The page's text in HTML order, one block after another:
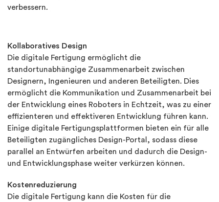
verbessern.
Kollaboratives Design
Die digitale Fertigung ermöglicht die
standortunabhängige Zusammenarbeit zwischen
Designern, Ingenieuren und anderen Beteiligten. Dies
ermöglicht die Kommunikation und Zusammenarbeit bei
der Entwicklung eines Roboters in Echtzeit, was zu einer
effizienteren und effektiveren Entwicklung führen kann.
Einige digitale Fertigungsplattformen bieten ein für alle
Beteiligten zugängliches Design-Portal, sodass diese
parallel an Entwürfen arbeiten und dadurch die Design-
und Entwicklungsphase weiter verkürzen können.
Kostenreduzierung
Die digitale Fertigung kann die Kosten für die